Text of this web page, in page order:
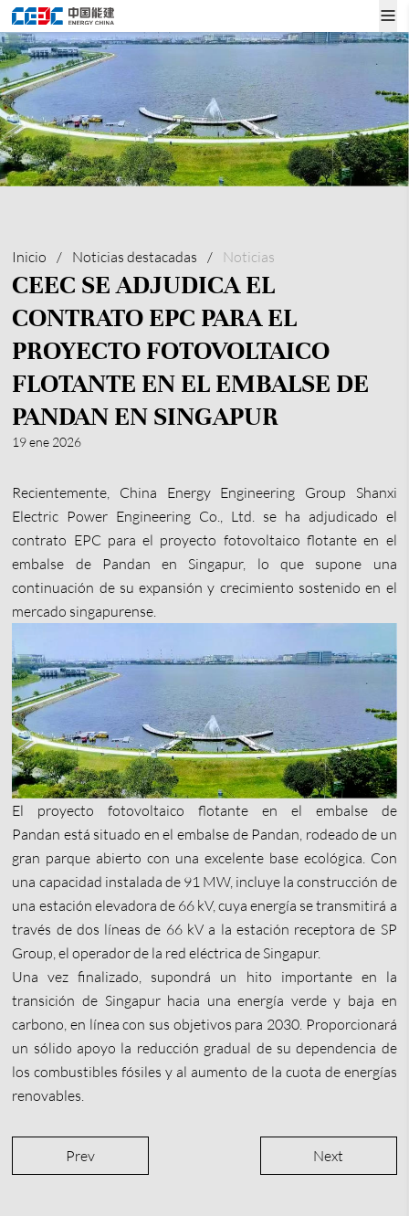
Inicio / Noticias destacadas / Noticias
CEEC SE ADJUDICA EL
CONTRATO EPC PARA EL
PROYECTO FOTOVOLTAICO
FLOTANTE EN EL EMBALSE DE
PANDAN EN SINGAPUR
19 ene 2026
Recientemente, China Energy Engineering Group Shanxi
Electric Power Engineering Co., Ltd. se ha adjudicado el
contrato EPC para el proyecto fotovoltaico flotante en el
embalse de Pandan en Singapur, lo que supone una
continuación de su expansión y crecimiento sostenido en el
mercado singapurense.
El proyecto fotovoltaico flotante en el embalse de
Pandan está situado en el embalse de Pandan, rodeado de un
gran parque abierto con una excelente base ecológica. Con
una capacidad instalada de 91 MW, incluye la construcción de
una estación elevadora de 66 kV, cuya energía se transmitirá a
través de dos líneas de 66 kV a la estación receptora de SP
Group, el operador de la red eléctrica de Singapur.
Una vez finalizado, supondrá un hito importante en la
transición de Singapur hacia una energía verde y baja en
carbono, en línea con sus objetivos para 2030. Proporcionará
un sólido apoyo la reducción gradual de su dependencia de
los combustibles fósiles y al aumento de la cuota de energías
renovables.
Prev Next